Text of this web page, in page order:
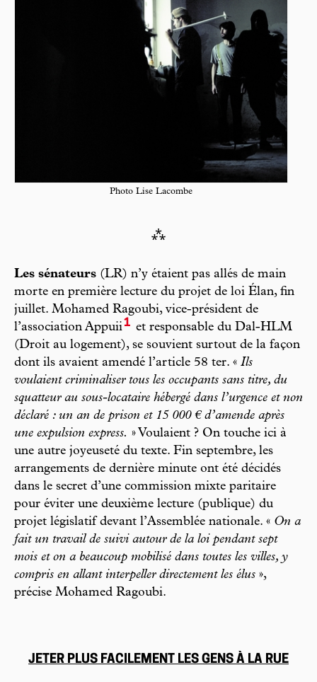
Photo Lise Lacombe
⁂
Les sénateurs (LR) n’y étaient pas allés de main
morte en première lecture du projet de loi Élan, fin
juillet. Mohamed Ragoubi, vice-président de
l’association Appuii1 et responsable du Dal-HLM
(Droit au logement), se souvient surtout de la façon
dont ils avaient amendé l’article 58 ter. « Ils
voulaient criminaliser tous les occupants sans titre, du
squatteur au sous-locataire hébergé dans l’urgence et non
déclaré : un an de prison et 15 000 € d’amende après
une expulsion express. » Voulaient ? On touche ici à
une autre joyeuseté du texte. Fin septembre, les
arrangements de dernière minute ont été décidés
dans le secret d’une commission mixte paritaire
pour éviter une deuxième lecture (publique) du
projet législatif devant l’Assemblée nationale. « On a
fait un travail de suivi autour de la loi pendant sept
mois et on a beaucoup mobilisé dans toutes les villes, y
compris en allant interpeller directement les élus »,
précise Mohamed Ragoubi.
JETER PLUS FACILEMENT LES GENS À LA RUE